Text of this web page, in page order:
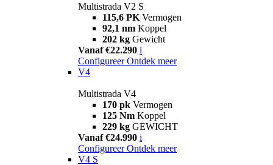
Multistrada V2 S
115,6 PK Vermogen
92,1 nm Koppel
202 kg Gewicht
Vanaf €22.290 i
Configureer Ontdek meer
V4
Multistrada V4
170 pk Vermogen
125 Nm Koppel
229 kg GEWICHT
Vanaf €24.990 i
Configureer Ontdek meer
V4 S